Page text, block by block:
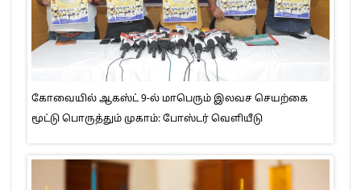
கோவையில் ஆகஸ்ட் 9-ல் மாபெரும் இலவச செயற்கை
மூட்டு பொருத்தும் முகாம்: போஸ்டர் வெளியீடு